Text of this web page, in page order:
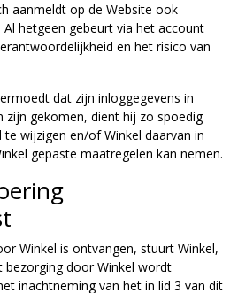
aanmeldt op de Website ook
hetgeen gebeurt via het account
en het risico van
dat zijn inloggegevens in
zijn gekomen, dient hij zo spoedig
wijzigen en/of Winkel daarvan in
gepaste maatregelen kan nemen.
Winkel is ontvangen, stuurt Winkel,
door Winkel wordt
inachtneming van het in lid 3 van dit